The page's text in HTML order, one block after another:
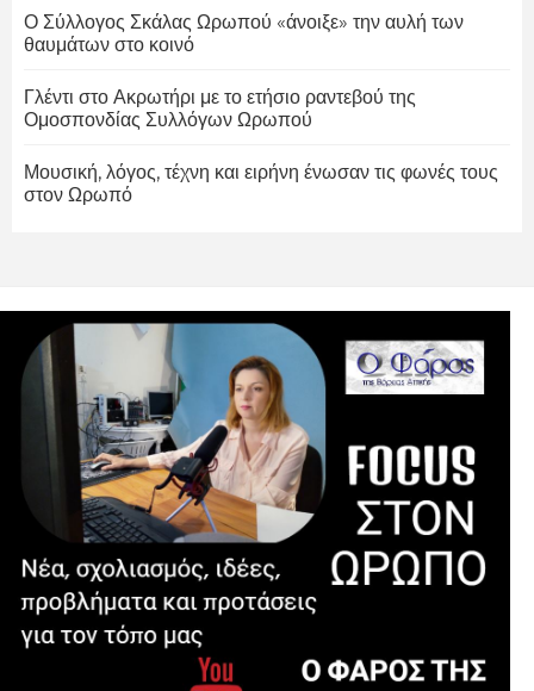
Ο Σύλλογος Σκάλας Ωρωπού «άνοιξε» την αυλή των
θαυμάτων στο κοινό
Γλέντι στο Ακρωτήρι με το ετήσιο ραντεβού της
Ομοσπονδίας Συλλόγων Ωρωπού
Μουσική, λόγος, τέχνη και ειρήνη ένωσαν τις φωνές τους
στον Ωρωπό